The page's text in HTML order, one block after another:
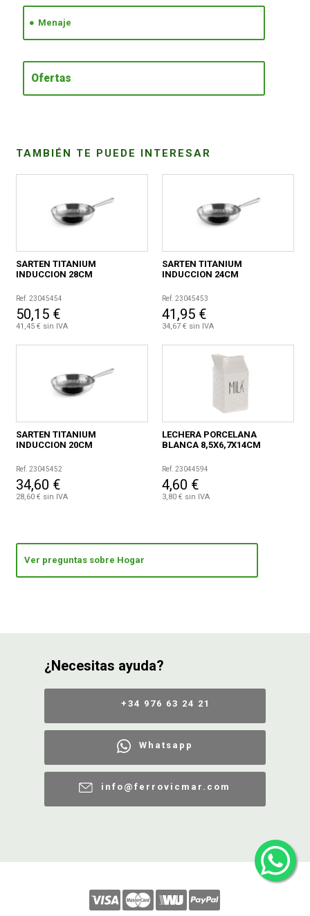
Menaje
Ofertas
TAMBIÉN TE PUEDE INTERESAR
SARTEN TITANIUM
INDUCCION 28CM
Ref. 23045454
50,15 €
41,45 € sin IVA
SARTEN TITANIUM
INDUCCION 24CM
Ref. 23045453
41,95 €
34,67 € sin IVA
SARTEN TITANIUM
INDUCCION 20CM
Ref. 23045452
34,60 €
28,60 € sin IVA
LECHERA PORCELANA
BLANCA 8,5X6,7X14CM
Ref. 23044594
4,60 €
3,80 € sin IVA
Ver preguntas sobre Hogar
¿Necesitas ayuda?
+34 976 63 24 21
Whatsapp
info@ferrovicmar.com